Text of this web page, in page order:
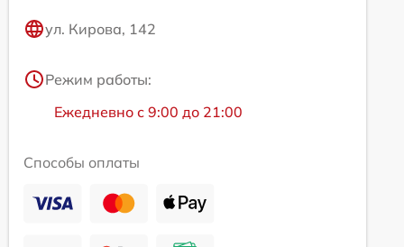
ул. Кирова, 142
Режим работы:
Ежедневно с 9:00 до 21:00
Способы оплаты